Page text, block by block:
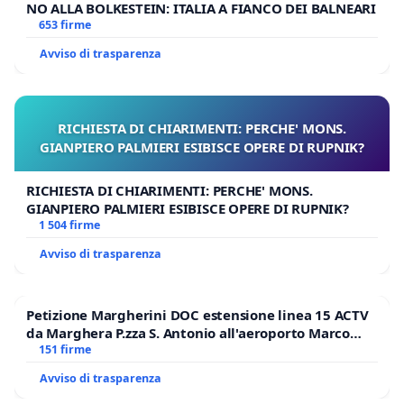
a) Strutture veterinarie pubbliche;
aderiranno a convenzioni stipulate con la Regione
*Art. 5 - Convenzioni con Veterinari Privati*
1. La Regione Calabria stipula convenzioni con i
territorio, per garantire un'ampia copertura del
servizio di sterilizzazione.
2. I veterinari convenzionati riceveranno un
prestazioni erogate.
*Art. 6 - Finanziamento*
NO ALLA BOLKESTEIN: ITALIA A FIANCO DEI BALNEARI
653 firme
Avviso di trasparenza
RICHIESTA DI CHIARIMENTI: PERCHE' MONS.
GIANPIERO PALMIERI ESIBISCE OPERE DI RUPNIK?
RICHIESTA DI CHIARIMENTI: PERCHE' MONS.
GIANPIERO PALMIERI ESIBISCE OPERE DI RUPNIK?
1 504 firme
Avviso di trasparenza
Petizione Margherini DOC estensione linea 15 ACTV
da Marghera P.zza S. Antonio all'aeroporto Marco
Polo tariffa a € 1,50
151 firme
Avviso di trasparenza